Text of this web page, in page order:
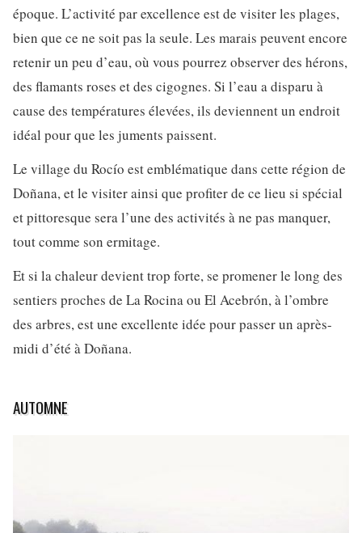
époque. L’activité par excellence est de visiter les plages,
bien que ce ne soit pas la seule. Les marais peuvent encore
retenir un peu d’eau, où vous pourrez observer des hérons,
des flamants roses et des cigognes. Si l’eau a disparu à
cause des températures élevées, ils deviennent un endroit
idéal pour que les juments paissent.
Le village du Rocío est emblématique dans cette région de
Doñana, et le visiter ainsi que profiter de ce lieu si spécial
et pittoresque sera l’une des activités à ne pas manquer,
tout comme son ermitage.
Et si la chaleur devient trop forte, se promener le long des
sentiers proches de La Rocina ou El Acebrón, à l’ombre
des arbres, est une excellente idée pour passer un après-
midi d’été à Doñana.
AUTOMNE